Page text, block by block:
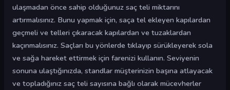
ulaşmadan önce sahip olduğunuz saç teli miktarını
artırmalısınız. Bunu yapmak için, saça tel ekleyen kapılardan
geçmeli ve telleri çıkaracak kapılardan ve tuzaklardan
kaçınmalısınız. Saçları bu yönlerde tıklayıp sürükleyerek sola
ve sağa hareket ettirmek için farenizi kullanın. Seviyenin
sonuna ulaştığınızda, standlar müşterinizin başına atlayacak
ve topladığınız saç teli sayısına bağlı olarak mücevherler